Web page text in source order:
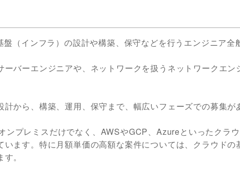
（インフラ）の設計や構築、保守などを行うエンジニア全
バーエンジニアや、ネットワークを扱うネットワークエン
から、構築、運用、保守まで、幅広いフェーズでの募集が
プレミスだけでなく、AWSやGCP、Azureといったクラ
ます。特に月額単価の高額な案件については、クラウドの
。